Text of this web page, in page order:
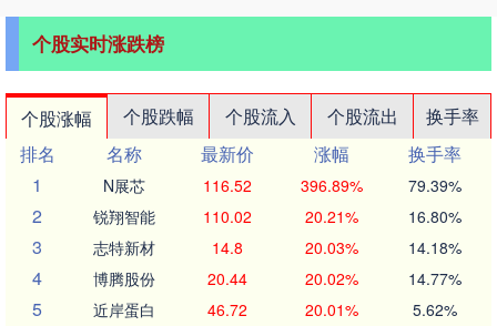
个股实时涨跌榜
个股涨幅 个股跌幅 个股流入 个股流出
换手率
排名
名称 最新价 涨幅
换手率
1
N展芯 116.52 396.89% 79.39%
2 锐翔智能 110.02 20.21% 16.80%
3 志特新材 14.8 20.03% 14.18%
4 博腾股份 20.44 20.02% 14.77%
5 近岸蛋白 46.72 20.01% 5.62%